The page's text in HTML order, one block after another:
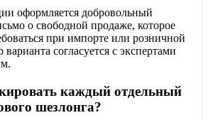
оформляется добровольный
о свободной продаже, которое
при импорте или розничной
согласуется с экспертами
каждый отдельный
шезлонга?